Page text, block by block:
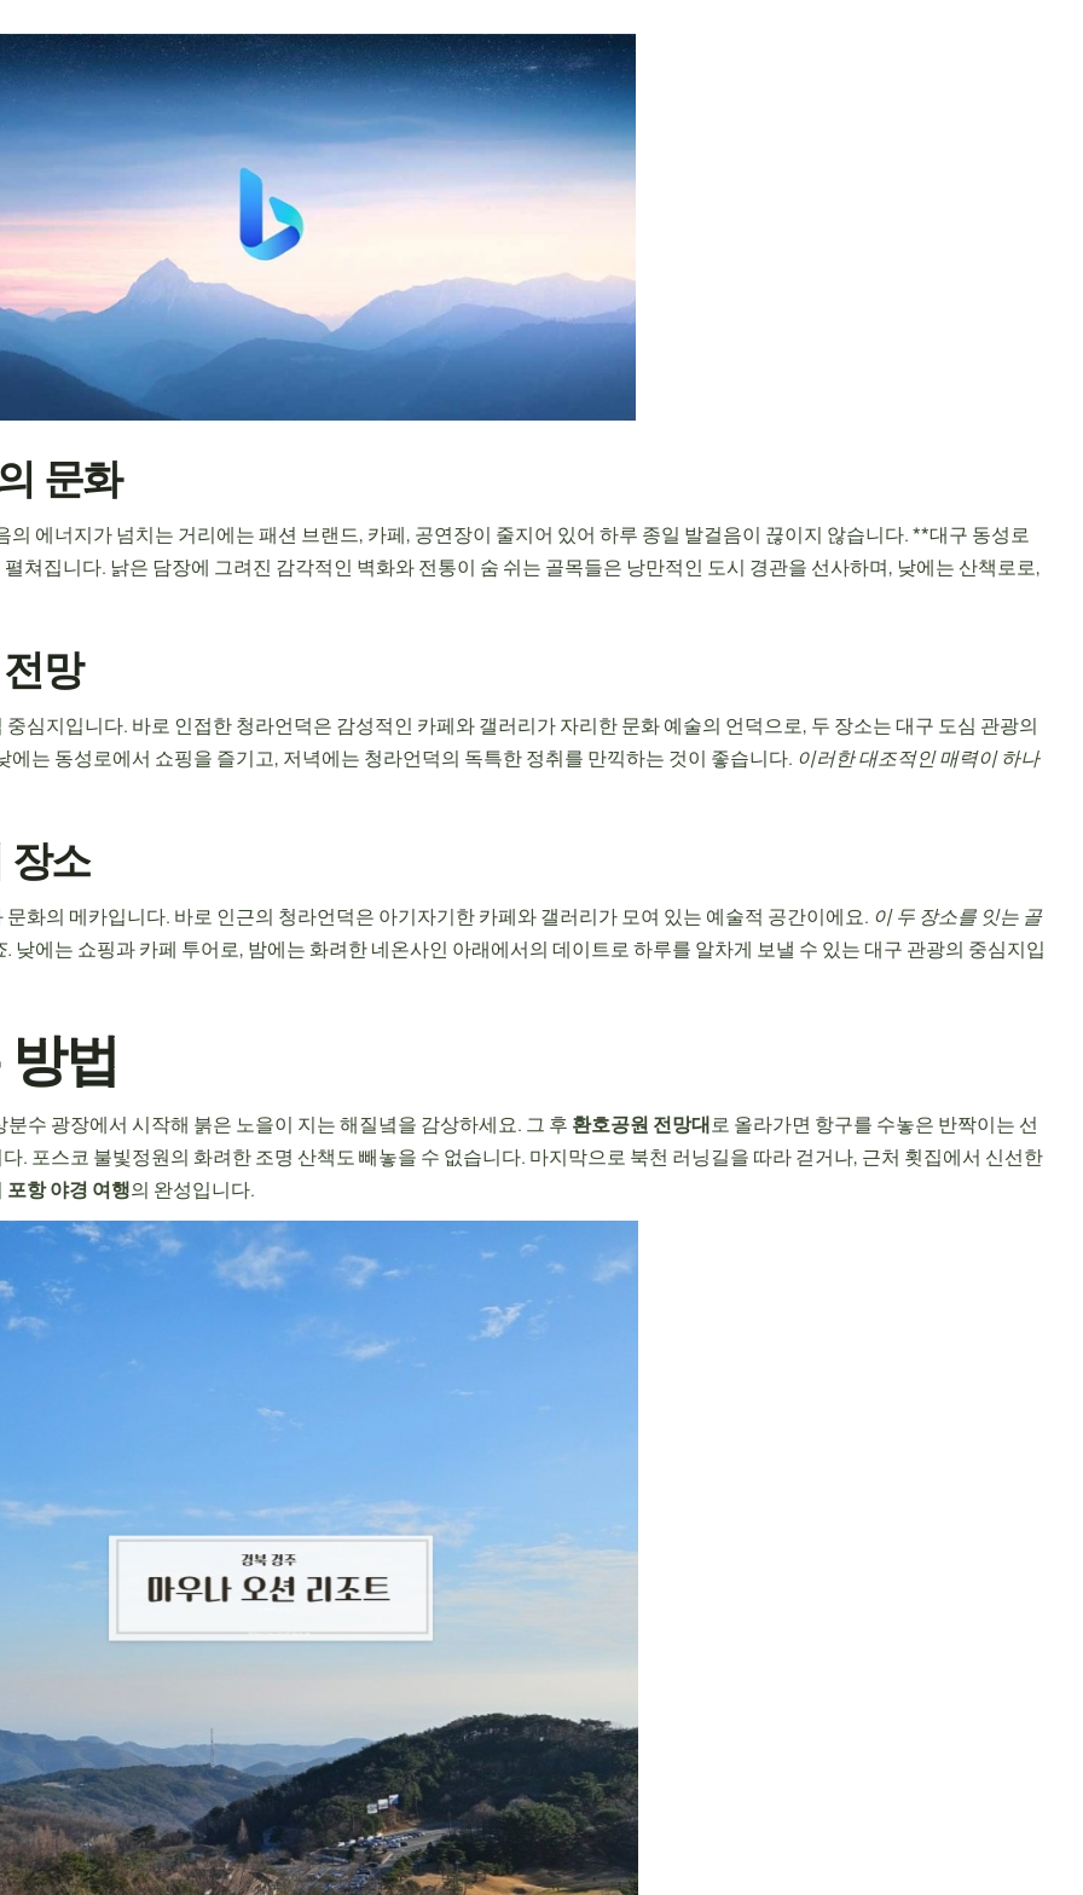
문화
에너지가 넘치는 거리에는 패션 브랜드, 카페, 공연장이 줄지어 있어 하루 종일 발걸음이 끊이지 않습니다. **대구 동성로
쳐집니다. 낡은 담장에 그려진 감각적인 벽화와 전통이 숨 쉬는 골목들은 낭만적인 도시 경관을 선사하며, 낮에는 산책로로,
망
심지입니다. 바로 인접한 청라언덕은 감성적인 카페와 갤러리가 자리한 문화 예술의 언덕으로, 두 장소는 대구 도심 관광의
에는 동성로에서 쇼핑을 즐기고, 저녁에는 청라언덕의 독특한 정취를 만끽하는 것이 좋습니다. 이러한 대조적인 매력이 하나
장소
화의 메카입니다. 바로 인근의 청라언덕은 아기자기한 카페와 갤러리가 모여 있는 예술적 공간이에요. 이 두 장소를 잇는 골
. 낮에는 쇼핑과 카페 투어로, 밤에는 화려한 네온사인 아래에서의 데이트로 하루를 알차게 보낼 수 있는 대구 관광의 중심지입
법
수 광장에서 시작해 붉은 노을이 지는 해질녘을 감상하세요. 그 후 환호공원 전망대로 올라가면 항구를 수놓은 반짝이는 선
. 포스코 불빛정원의 화려한 조명 산책도 빼놓을 수 없습니다. 마지막으로 북천 러닝길을 따라 걷거나, 근처 횟집에서 신선한
포항 야경 여행의 완성입니다.